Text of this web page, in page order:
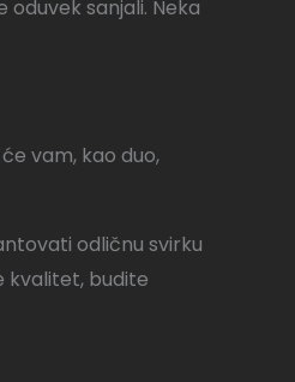
sanjali. Neka
vam, kao duo,
odličnu svirku
kvalitet, budite